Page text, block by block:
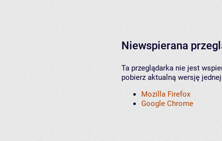
Niewspierana
Ta przeglądarka nie jest
pobierz aktualną wersję
Mozilla Firefox
Google Chrome